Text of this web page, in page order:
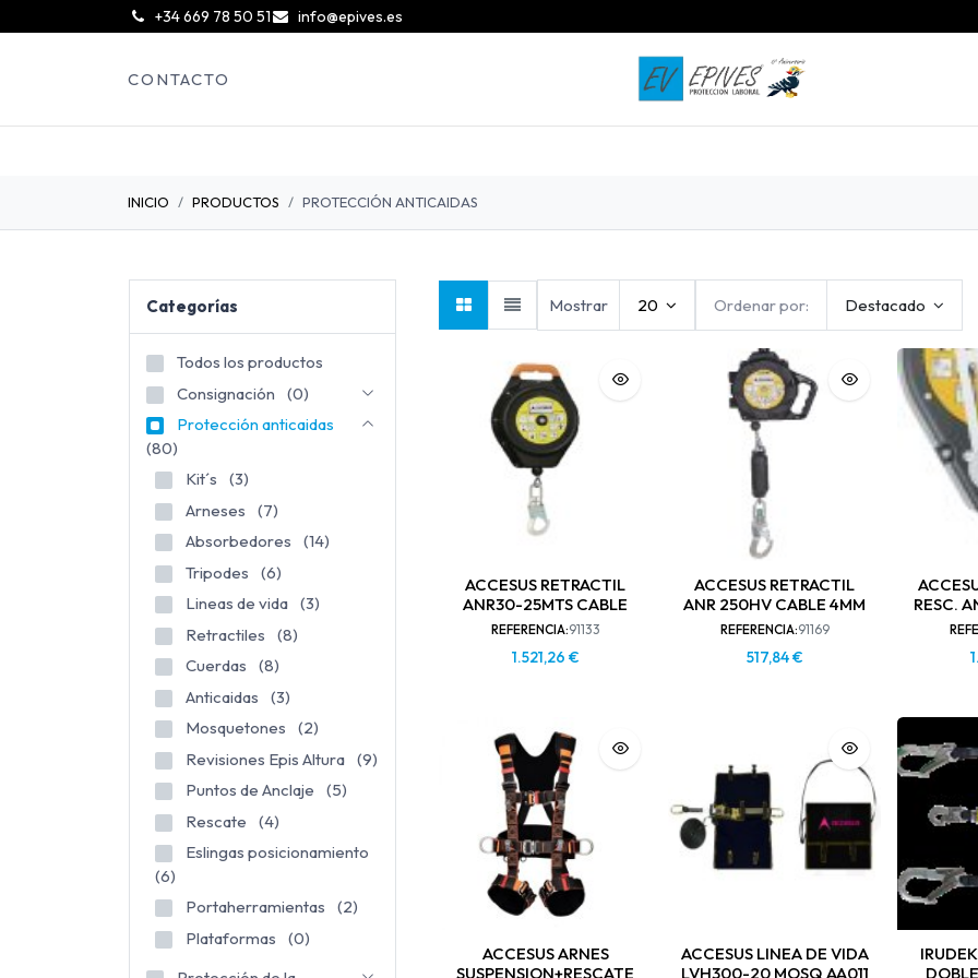
+34 669 78 50 51 info@epives.es
CONTACTO
INICIO PRODUCTOS PROTECCIÓN ANTICAIDAS
Categorías
Todos los productos
Consignación
(0)
Protección anticaidas
(80)
Kit´s
(3)
Arneses
(7)
Absorbedores
(14)
Tripodes
(6)
Lineas de vida (3)
Retractiles
(8)
Cuerdas
(8)
Anticaidas
(3)
Mosquetones
(2)
Revisiones Epis Altura (9)
Puntos de Anclaje
(5)
Rescate
(4)
Eslingas posicionamiento
(6)
Portaherramientas
(2)
Plataformas
(0)
Ordenar por: Destacado
Mostrar 20
ACCESUS RETRACTIL
ANR30-25MTS CABLE
REFERENCIA:91133
1.521,26 €
ACCESUS RETRACTIL
ANR 250HV CABLE 4MM
REFERENCIA:91169
517,84€
RESC.
ACCESUS ARNES
SUSPENSION+RESCATE
ACCESUS LINEA DE VIDA
LVH300-20 MOSQ AA011